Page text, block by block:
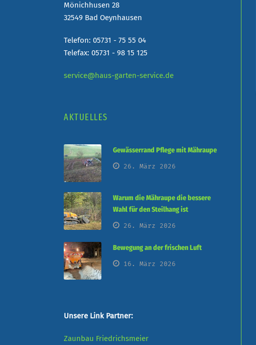
Mönichhusen 28
32549 Bad Oeynhausen
Telefon: 05731 - 75 55 04
Telefax: 05731 - 98 15 125
service@haus-garten-service.de
AKTUELLES
Gewässerrand Pflege mit Mähraupe
26. März 2026
Warum die Mähraupe die bessere
Wahl für den Steilhang ist
26. März 2026
Bewegung an der frischen Luft
16. März 2026
Unsere Link Partner:
Zaunbau Friedrichsmeier